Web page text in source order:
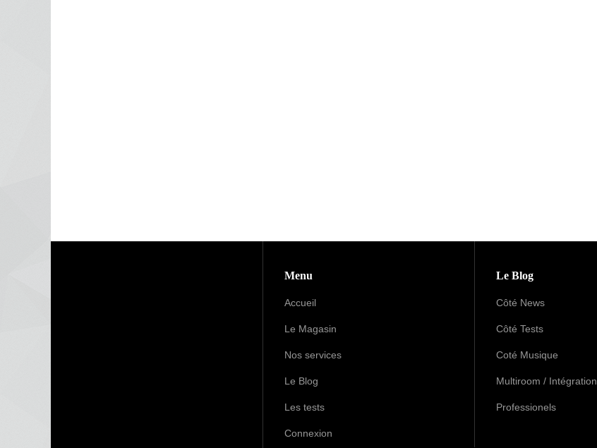
Menu
Accueil
Le Magasin
Nos services
Le Blog
Les tests
Connexion
Le Blog
Côté News
Côté Tests
Coté Musique
Multiroom / Intégration
Professionels